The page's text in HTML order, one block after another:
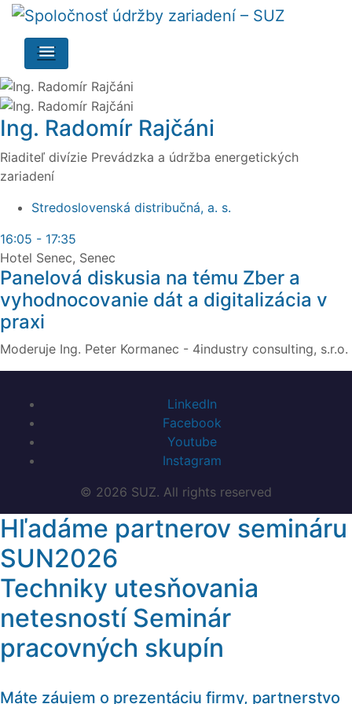
Ing. Radomír Rajčáni
Riaditeľ divízie Prevádzka a údržba energetických
zariadení
Stredoslovenská distribučná, a. s.
16:05 - 17:35
Hotel Senec, Senec
Panelová diskusia na tému Zber a
vyhodnocovanie dát a digitalizácia v
praxi
Moderuje Ing. Peter Kormanec - 4industry consulting, s.r.o.
LinkedIn
Facebook
Youtube
Instagram
© 2026 SUZ. All rights reserved
Hľadáme partnerov semináru
SUN2026
Techniky utesňovania
netesností Seminár
pracovných skupín
Máte záujem o prezentáciu firmy, partnerstvo